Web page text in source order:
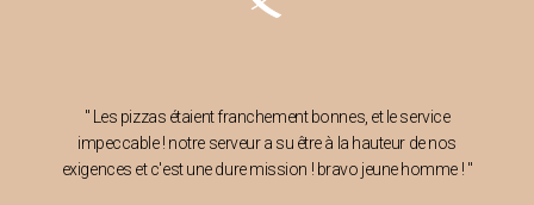
" Les pizzas étaient franchement bonnes, et le service
impeccable ! notre serveur a su être à la hauteur de nos
exigences et c'est une dure mission ! bravo jeune homme ! "